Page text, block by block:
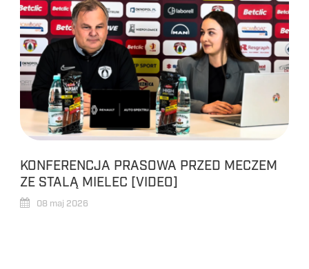
KONFERENCJA PRASOWA PRZED MECZEM
ZE STALĄ MIELEC [VIDEO]
08 maj 2026